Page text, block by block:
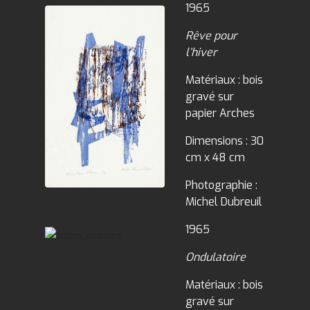
1965
Rêve pour
l’hiver
Matériaux : bois
gravé sur
papier Arches
Dimensions : 30
cm x 48 cm
Photographie :
Michel Dubreuil
1965
Ondulatoire
Matériaux : bois
gravé sur